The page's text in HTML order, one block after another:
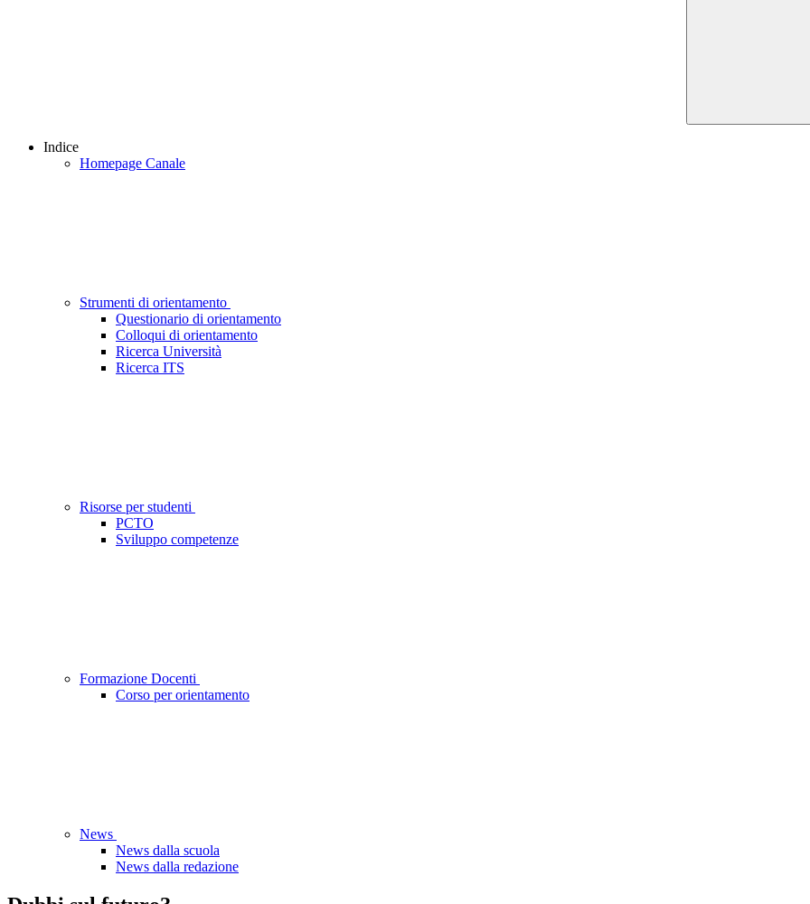
Indice
Homepage Canale
Strumenti di orientamento
Questionario di orientamento
Colloqui di orientamento
Ricerca Università
Ricerca ITS
Risorse per studenti
PCTO
Sviluppo competenze
Formazione Docenti
Corso per orientamento
News
News dalla scuola
News dalla redazione